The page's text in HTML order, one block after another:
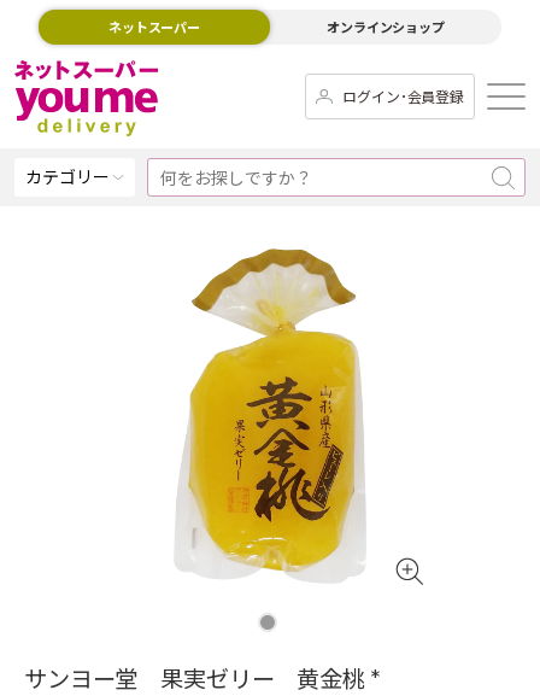
ネットスーパー オンラインショップ
ログイン･会員登録
カテゴリー
サンヨー堂 果実ゼリー 黄金桃 *